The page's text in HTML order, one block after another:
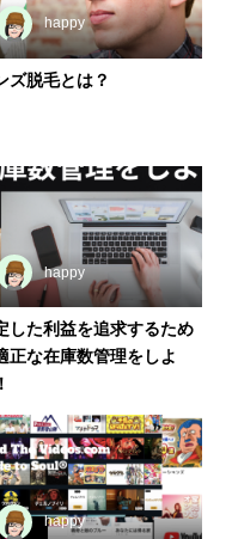
happy
ズ脱毛とは？
happy
した利益を追求するため
正な在庫数管理をしよ
happy